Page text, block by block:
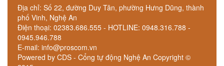
Địa chỉ: Số 22, đường Duy Tân, phường Hưng Dũng, thành
phố Vinh, Nghệ An
Điện thoại: 02383.686.555 - HOTLINE: 0948.316.788 -
0945.946.788
E-mail: info@proscom.vn
Powered by CDS - Cổng tự động Nghệ An Copyright ©